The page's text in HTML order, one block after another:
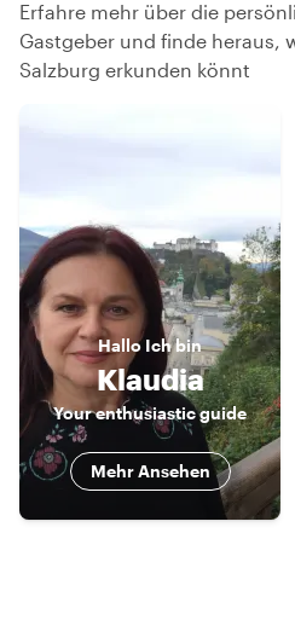
Erfahre mehr über die
Gastgeber und finde heraus,
Salzburg erkunden könnt
Hallo Ich bin
Klaudia
Your enthusiastic guide
Mehr Ansehen